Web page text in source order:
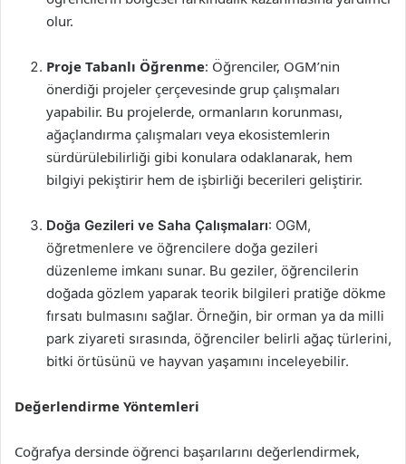
olur.
Proje Tabanlı Öğrenme: Öğrenciler, OGM’nin
önerdiği projeler çerçevesinde grup çalışmaları
yapabilir. Bu projelerde, ormanların korunması,
ağaçlandırma çalışmaları veya ekosistemlerin
sürdürülebilirliği gibi konulara odaklanarak, hem
bilgiyi pekiştirir hem de işbirliği becerileri geliştirir.
Doğa Gezileri ve Saha Çalışmaları: OGM,
öğretmenlere ve öğrencilere doğa gezileri
düzenleme imkanı sunar. Bu geziler, öğrencilerin
doğada gözlem yaparak teorik bilgileri pratiğe dökme
fırsatı bulmasını sağlar. Örneğin, bir orman ya da milli
park ziyareti sırasında, öğrenciler belirli ağaç türlerini,
bitki örtüsünü ve hayvan yaşamını inceleyebilir.
Değerlendirme Yöntemleri
Coğrafya dersinde öğrenci başarılarını değerlendirmek,